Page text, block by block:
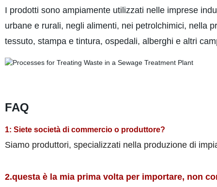
I prodotti sono ampiamente utilizzati nelle imprese
urbane e rurali, negli alimenti, nei petrolchimici, nella
tessuto, stampa e tintura, ospedali, alberghi e altri
FAQ
1: Siete società di commercio o produttore?
Siamo produttori, specializzati nella produzione di
2.questa è la mia prima volta per importare, non